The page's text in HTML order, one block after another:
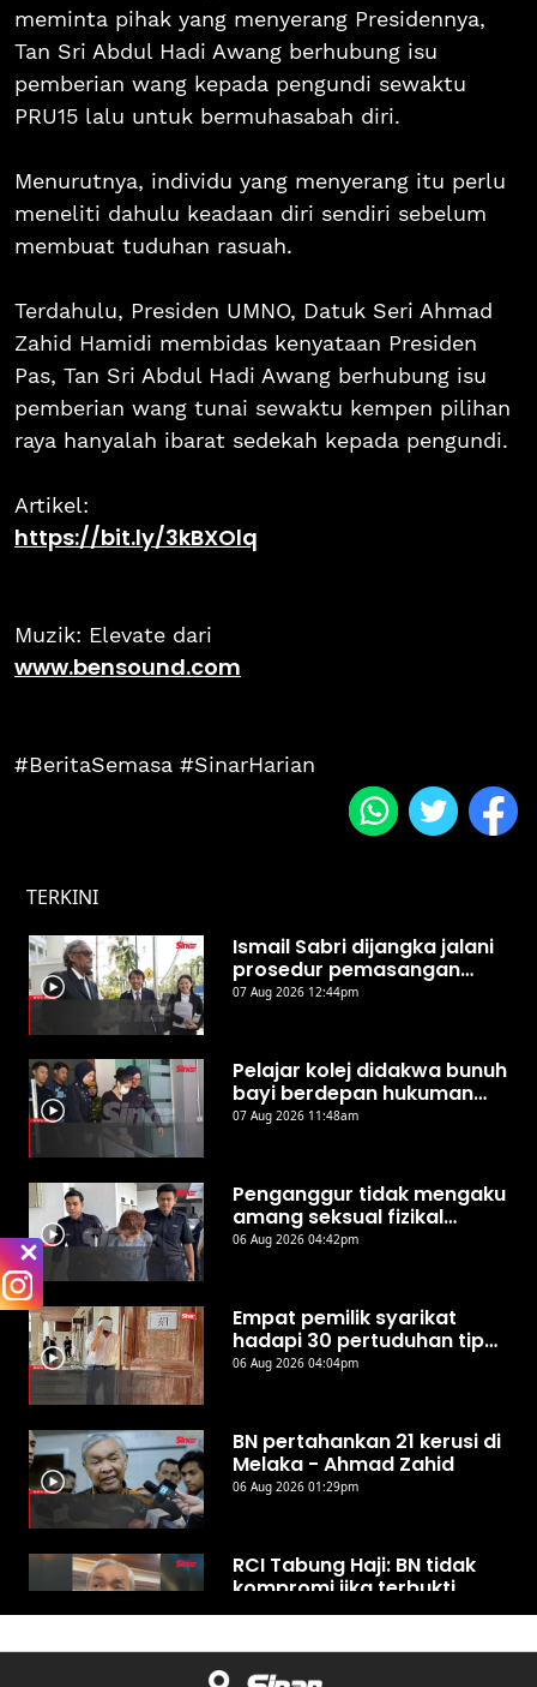
meminta pihak yang menyerang Presidennya,
Tan Sri Abdul Hadi Awang berhubung isu
pemberian wang kepada pengundi sewaktu
PRU15 lalu untuk bermuhasabah diri.
Menurutnya, individu yang menyerang itu perlu
meneliti dahulu keadaan diri sendiri sebelum
membuat tuduhan rasuah.
Terdahulu, Presiden UMNO, Datuk Seri Ahmad
Zahid Hamidi membidas kenyataan Presiden
Pas, Tan Sri Abdul Hadi Awang berhubung isu
pemberian wang tunai sewaktu kempen pilihan
raya hanyalah ibarat sedekah kepada pengundi.
Artikel:
https://bit.ly/3kBXOlq
Muzik: Elevate dari
www.bensound.com
#BeritaSemasa #SinarHarian
TERKINI
Ismail Sabri dijangka jalani
prosedur pemasangan
perentak jantung hari ini -
07 Aug 2026 12:44pm
Pelajar kolej didakwa bunuh
bayi berdepan hukuman
mati, teman lelaki
07 Aug 2026 11:48am
Penganggur tidak mengaku
amang seksual fizikal
remaja perempuan di hotel
06 Aug 2026 04:42pm
Empat pemilik syarikat
hadapi 30 pertuduhan tipu
ejen PERKESO
06 Aug 2026 04:04pm
BN pertahankan 21 kerusi di
Melaka - Ahmad Zahid
06 Aug 2026 01:29pm
RCI Tabung Haji: BN tidak
kompromi jika terbukti
berlaku penyelewengan -